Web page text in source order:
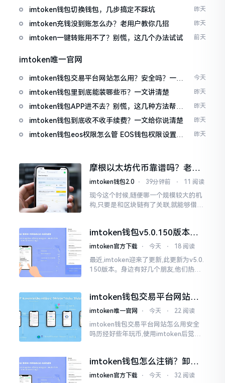
imtoken钱包切换钱包，几步搞定不踩坑 昨天
imtoken充钱没到账怎么办？老用户教你几招 昨天
imtoken一键转账用不了？别慌，这几个办法试试 前天
imtoken唯一官网
imtoken钱包交易平台网站怎么用？安全吗？一文
讲清真实功能
今天
imtoken钱包里到底能装哪些币？一文讲清楚 昨天
imtoken钱包APP进不去？别慌，这几种方法帮你
快速解决
昨天
imtoken钱包到底收不收手续费？一文给你说清楚 昨天
imtoken钱包eos权限怎么管 EOS钱包权限设置方
昨天
摩根以太坊代币靠谱吗？老股
民说几句掏心话
imtoken钱包2.0 ⋅ 39分钟前 ⋅ 11 阅读
现今这个时候,随便哪一个规模较大的机
构,只要是和区块链有了关联,就能够借着
imtoken钱包v5.0.150版本实
测：这更新到底值不值得升
imtoken官方下载 ⋅ 今天 ⋅ 18 阅读
最近,imtoken迎来了更新,此更新为v5.0.
150版本。身边有好几个朋友,他们热衷
imtoken钱包交易平台网站怎
么用？安全吗？一文讲清真实
imtoken唯一官网 ⋅ 今天 ⋅ 22 阅读
imtoken钱包交易平台网站怎么用安全
吗历经好些年玩币,使用imtoken后觉得
非交易平台
imtoken钱包怎么注销？卸载
后你的资产还在吗
imtoken官方下载 ⋅ 今天 ⋅ 32 阅读